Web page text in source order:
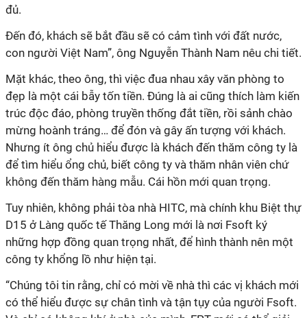
đủ.
Đến đó, khách sẽ bắt đầu sẽ có cảm tình với đất nước,
con người Việt Nam”, ông Nguyễn Thành Nam nêu chi tiết.
Mặt khác, theo ông, thì việc đua nhau xây văn phòng to
đẹp là một cái bẫy tốn tiền. Đúng là ai cũng thích làm kiến
trúc độc đáo, phòng truyền thống đắt tiền, rồi sảnh chào
mừng hoành tráng… để đón và gây ấn tượng với khách.
Nhưng ít ông chủ hiểu được là khách đến thăm công ty là
để tìm hiểu ổng chủ, biết công ty và thăm nhân viên chứ
không đến thăm hàng mẫu. Cái hồn mới quan trọng.
Tuy nhiên, không phải tòa nhà HITC, mà chính khu Biệt thự
D15 ở Làng quốc tế Thăng Long mới là nơi Fsoft ký
những hợp đồng quan trọng nhất, để hình thành nên một
công ty khổng lồ như hiện tại.
“Chúng tôi tin rằng, chỉ có mời về nhà thì các vị khách mới
có thể hiểu được sự chân tình và tận tụy của người Fsoft.